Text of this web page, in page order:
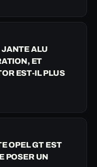
JANTE ALU
ET
EST-IL PLUS
OPEL GT EST
POSER UN